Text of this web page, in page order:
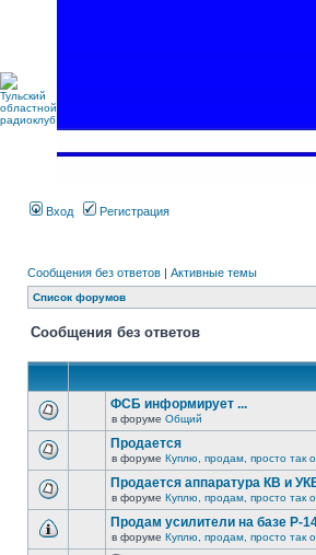
Вход Регистрация
Сообщения без ответов | Активные темы
Список форумов
Сообщения без ответов
ФСБ информирует ...
в форуме Общий
Продается
в форуме Куплю, продам, просто так
Продается аппаратура КВ и
в форуме Куплю, продам, просто так
Продам усилители на базе Р-
в форуме Куплю, продам, просто так